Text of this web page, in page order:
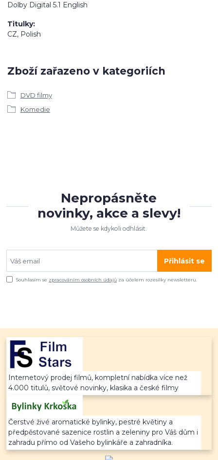
Dolby Digital 5.1 English
Titulky
CZ, Polish
Zboží zařazeno v kategoriích
DVD filmy
Komedie
Nepropásněte
novinky, akce a slevy!
Můžete se kdykoli odhlásit.
Přihlásit se
Souhlasím se zpracováním osobních údajů za účelem rozesílky newsletteru.
Internetový prodej filmů, kompletní nabídka více než
4.000 titulů, světové novinky, klasika a české filmy
Čerstvé živé aromatické bylinky, pestré květiny a
předpěstované sazenice rostlin a zeleniny pro Váš dům i
zahradu přímo od Vašeho bylinkáře a zahradníka.